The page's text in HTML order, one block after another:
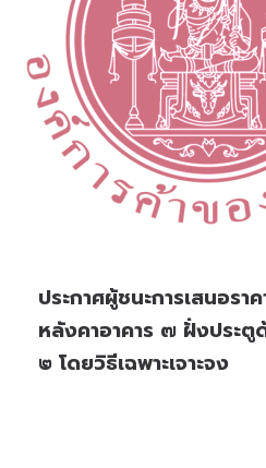
ประกาศผู้ชนะการเสนอรา
หลังคาอาคาร ๗ ฝั่งประตู
๒ โดยวิธีเฉพาะเจาะจง